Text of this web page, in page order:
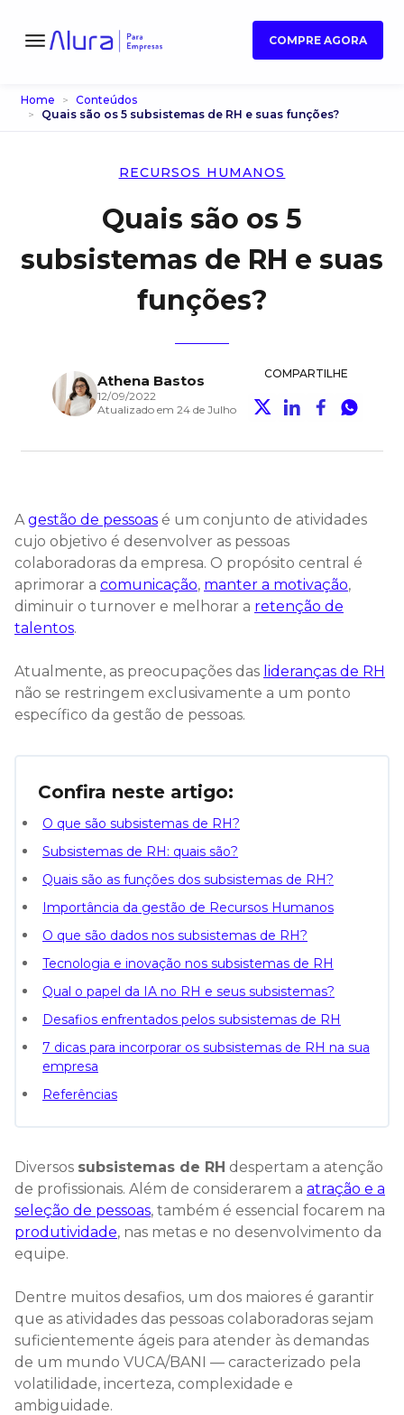
COMPRE AGORA
Home
Conteúdos
Quais são os 5 subsistemas de RH e suas funções?
RECURSOS HUMANOS
Quais são os 5
subsistemas de RH e suas
funções?
Athena Bastos
12/09/2022
Atualizado em 24 de Julho
COMPARTILHE
A gestão de pessoas é um conjunto de atividades
cujo objetivo é desenvolver as pessoas
colaboradoras da empresa. O propósito central é
aprimorar a comunicação, manter a motivação,
diminuir o turnover e melhorar a retenção de
talentos.
Atualmente, as preocupações das lideranças de RH
não se restringem exclusivamente a um ponto
específico da gestão de pessoas.
Confira neste artigo:
O que são subsistemas de RH?
Subsistemas de RH: quais são?
Quais são as funções dos subsistemas de RH?
Importância da gestão de Recursos Humanos
O que são dados nos subsistemas de RH?
Tecnologia e inovação nos subsistemas de RH
Qual o papel da IA no RH e seus subsistemas?
Desafios enfrentados pelos subsistemas de RH
7 dicas para incorporar os subsistemas de RH na sua
empresa
Referências
Diversos subsistemas de RH despertam a atenção
de profissionais. Além de considerarem a atração e a
seleção de pessoas, também é essencial focarem na
produtividade, nas metas e no desenvolvimento da
equipe.
Dentre muitos desafios, um dos maiores é garantir
que as atividades das pessoas colaboradoras sejam
suficientemente ágeis para atender às demandas
de um mundo VUCA/BANI — caracterizado pela
volatilidade, incerteza, complexidade e
ambiguidade.